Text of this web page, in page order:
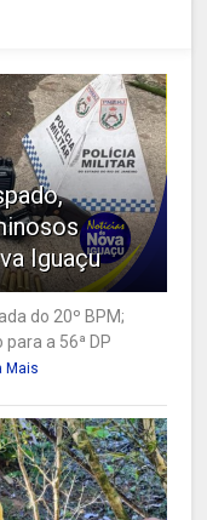
Iguaçu
do 20º BPM;
a 56ª DP
Mais